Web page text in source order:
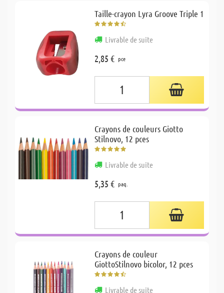
Taille-crayon Lyra Groove Triple 1
Livrable de suite
2,85 € pce
Crayons de couleurs Giotto
Stilnovo, 12 pces
Livrable de suite
5,35 € paq.
Crayons de couleur
GiottoStilnovo bicolor, 12 pces
Livrable de suite